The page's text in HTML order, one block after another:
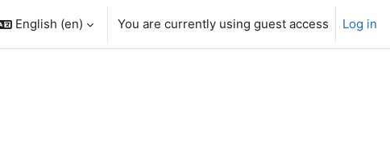
English ‎(en)‎ You are currently using guest access Log in